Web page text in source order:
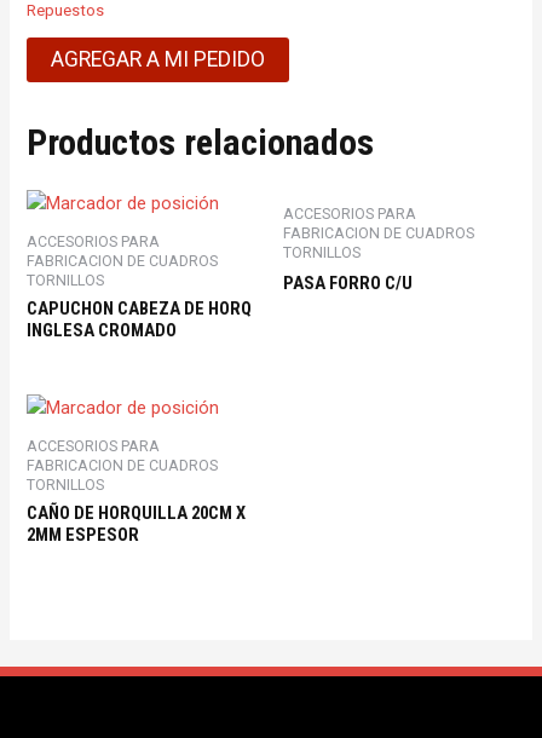
Repuestos
AGREGAR A MI PEDIDO
Productos relacionados
ACCESORIOS PARA
FABRICACION DE CUADROS
TORNILLOS
CAPUCHON CABEZA DE HORQ
INGLESA CROMADO
ACCESORIOS PARA
FABRICACION DE CUADROS
TORNILLOS
PASA FORRO C/U
ACCESORIOS PARA
FABRICACION DE CUADROS
TORNILLOS
CAÑO DE HORQUILLA 20CM X
2MM ESPESOR